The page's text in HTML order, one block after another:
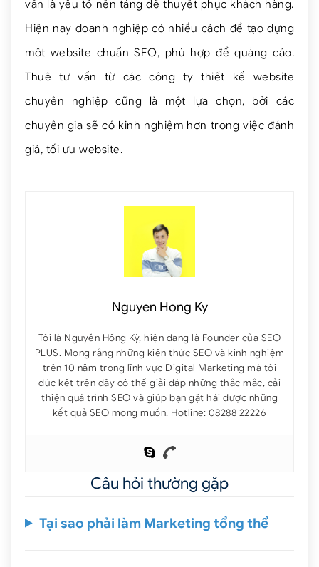
vẫn là yếu tố nền tảng để thuyết phục khách hàng.
Hiện nay doanh nghiệp có nhiều cách để tạo dựng
một website chuẩn SEO, phù hợp để quảng cáo.
Thuê tư vấn từ các công ty thiết kế website
chuyên nghiệp cũng là một lựa chọn, bởi các
chuyên gia sẽ có kinh nghiệm hơn trong việc đánh
giá, tối ưu website.
Nguyen Hong Ky
Tôi là Nguyễn Hồng Kỳ, hiện đang là Founder của SEO
PLUS. Mong rằng những kiến thức SEO và kinh nghiệm
trên 10 năm trong lĩnh vực Digital Marketing mà tôi
đúc kết trên đây có thể giải đáp những thắc mắc, cải
thiện quá trình SEO và giúp bạn gặt hái được những
kết quả SEO mong muốn. Hotline: 08288 22226
Câu hỏi thường gặp
Tại sao phải làm Marketing tổng thể